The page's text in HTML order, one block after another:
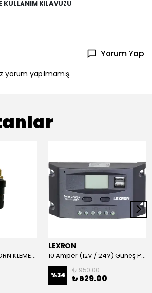
KULLANIM KILAVUZU
Yorum Yap
yorum yapılmamış.
1 TAKIM 75 AMPER BORN KLEMENS (KIRMIZI-SİYAH)
LEXRON
10 Amper (12V / 24V) Güneş Paneli Şarj Kontrol Cihazı
%34
₺ 950.00
₺ 629.00